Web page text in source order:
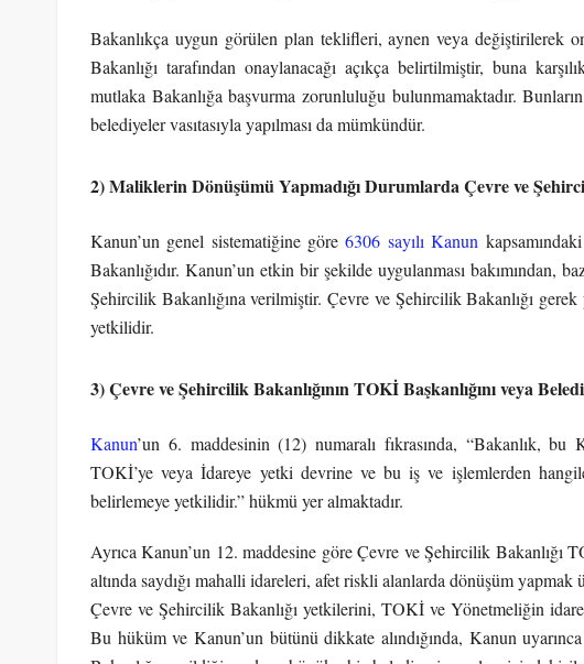
Bakanlıkça uygun görülen plan teklifleri, aynen veya değiştirilerek
Bakanlığı tarafından onaylanacağı açıkça belirtilmiştir, buna
mutlaka Bakanlığa başvurma zorunluluğu bulunmamaktadır.
belediyeler vasıtasıyla yapılması da mümkündür.
2) Maliklerin Dönüşümü Yapmadığı Durumlarda Çevre ve
Kanun’un genel sistematiğine göre6306 sayılı Kanun
Bakanlığıdır. Kanun’un etkin bir şekilde uygulanması bakımından,
Şehircilik Bakanlığına verilmiştir. Çevre ve Şehircilik Bakanlığı
yetkilidir.
3) Çevre ve Şehircilik Bakanlığının TOKİ Başkanlığını veya
Kanun’un 6. maddesinin (12) numaralı fıkrasında, “Bakanlık,
TOKİ’ye veya İdareye yetki devrine ve bu iş ve işlemlerden
belirlemeye yetkilidir.” hükmü yer almaktadır.
Ayrıca Kanun’un 12. maddesine göre Çevre ve Şehircilik Bakanlığı
altında saydığı mahalli idareleri, afet riskli alanlarda dönüşüm
Çevre ve Şehircilik Bakanlığı yetkilerini, TOKİ ve Yönetmeliğin
Bu hüküm ve Kanun’un bütünü dikkate alındığında, Kanun